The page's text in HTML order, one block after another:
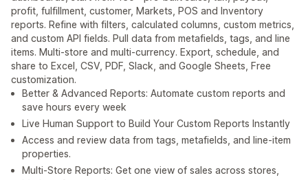
profit, fulfillment, customer, Markets, POS and Inventory
reports. Refine with filters, calculated columns, custom metrics,
and custom API fields. Pull data from metafields, tags, and line
items. Multi-store and multi-currency. Export, schedule, and
share to Excel, CSV, PDF, Slack, and Google Sheets, Free
customization.
Better & Advanced Reports: Automate custom reports and
save hours every week
Live Human Support to Build Your Custom Reports Instantly
Access and review data from tags, metafields, and line-item
properties.
Multi-Store Reports: Get one view of sales across stores,